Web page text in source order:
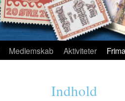
Medlemskab Aktiviteter
Indhold